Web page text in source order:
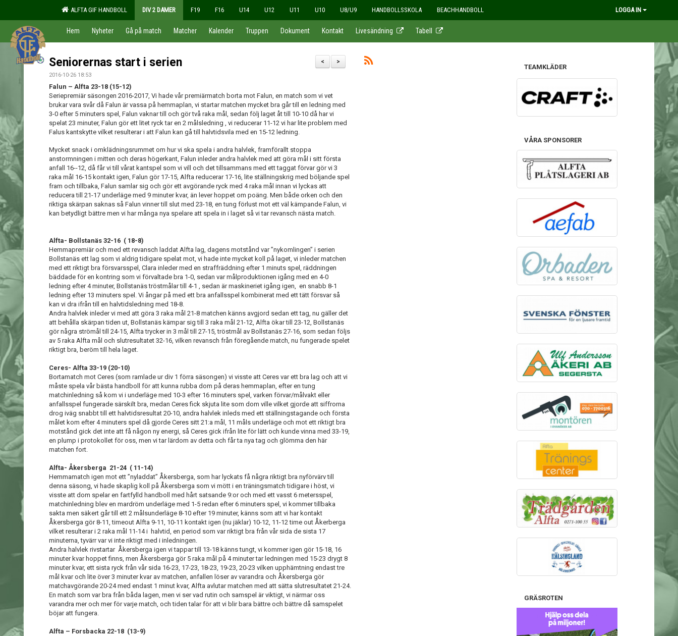
ALFTA GIF HANDBOLL DIV 2 DAMER F19 F16 U14 U12 U11 U10 U8/U9 HANDBOLLSSKOLA BEACHHANDBOLL LOGGA IN
Hem Nyheter Gå på match Matcher Kalender Truppen Dokument Kontakt Livesändning Tabell
>
<
Seniorernas start i serien
2016-10-26 18:53
Falun – Alfta 23-18 (15-12)
Seriepremiär säsongen 2016-2017, Vi hade vår premiärmatch borta mot Falun, en match som vi vet
brukar vara svår då Falun är vassa på hemmaplan, vi startar matchen mycket bra går till en ledning med
3-0 efter 5 minuters spel, Falun vaknar till och gör två raka mål, sedan följ laget åt till 10-10 då har vi
spelat 23 minuter, Falun gör ett litet ryck tar en 2 målsledning , vi reducerar 11-12 vi har lite problem med
Falus kantskytte vilket resulterar i att Falun kan gå till halvtidsvila med en 15-12 ledning.
Mycket snack i omklädningsrummet om hur vi ska spela i andra halvlek, framförallt stoppa
anstormningen i mitten och deras högerkant, Falun inleder andra halvlek med att göra mål i sitt första
anfall 16--12, då får vi till vårat kantspel som vi vill och det tillsammans med ett taggat förvar gör vi 3
raka mål 16-15 kontakt igen, Falun gör 17-15, Alfta reducerar 17-16, lite ställningskrig med böljande spel
fram och tillbaka, Falun samlar sig och gör ett avgörande ryck med 4 raka mål innan vi lyckas att
reducera till 21-17 underläge med 9 minuter kvar, än lever hoppet om poäng. Men både orken och den
riktiga skärpan saknas så Falun vinner till slut med 23-18, en tung förlust mot ett väl kämpande Falun, vi
kan betydligt bättre men vi har många nya spelare att spela in i laget så vi tar revansch nästa match.
Alfta- Bollstanäs 32-16 ( 18-8)
Hemmapremiär och med ett revansch laddat Alfta lag, dagens motstånd var ”nykomlingen” i serien
Bollstanäs ett lag som vi aldrig tidigare spelat mot, vi hade inte mycket koll på laget, vi inleder matchen
med ett riktigt bra försvarsspel, Clara inleder med en straffräddning efter 1 minuts spel, räddningen
bäddade för en kontring som vi förvaltade bra 1-0, sedan var målproduktionen igång med en 4-0
ledning efter 4 minuter, Bollstanäs tröstmålar till 4-1 , sedan är maskineriet igång igen, en snabb 8-1
ledning efter 13 minuters spel. Vi ångar på med ett bra anfallsspel kombinerat med ett tätt försvar så
kan vi dra ifrån till en halvtidsledning med 18-8.
Andra halvlek inleder vi med att göra 3 raka mål 21-8 matchen känns avgjord sedan ett tag, nu gäller det
att behålla skärpan tiden ut, Bollstanäs kämpar sig till 3 raka mål 21-12, Alfta ökar till 23-12, Bollstanäs
gör några strömål till 24-15, Alfta trycker in 3 mål till 27-15, tröstmål av Bollstanäs 27-16, som sedan följs
av 5 raka Alfta mål och slutresultatet 32-16, vilken revansch från föregående match, nu fungerade spelet
riktigt bra, beröm till hela laget.
Ceres- Alfta 33-19 (20-10)
Bortamatch mot Ceres (som ramlade ur div 1 förra säsongen) vi visste att Ceres var ett bra lag och att vi
måste spela vår bästa handboll för att kunna rubba dom på deras hemmaplan, efter en tung
matchinledning så kom vi i underläge med 10-3 efter 16 minuters spel, varken förvar/målvakt eller
anfallsspel fungerade särskilt bra, medan Ceres fick skjuta lite som dom ville vilket gjorde att siffrorna
drog iväg snabbt till ett halvtidsresultat 20-10, andra halvlek inleds med ett ställningstagande och första
målet kom efter 4 minuters spel då gjorde Ceres sitt 21:a mål, 11 måls underläge och mot ett riktigt bra
motstånd gick det inte att få någon ny energi, så Ceres gick ifrån lite för lätt och kunde vinna med 33-19,
en plump i protokollet för oss, men vi tar lärdom av detta och får ta nya tag och glömma den här
matchen fort.
Alfta- Åkersberga 21-24 ( 11-14)
Hemmamatch igen mot ett ”nyladdat” Åkersberga, som har lyckats få några riktigt bra nyförvärv till
denna säsong, vi hade skaplig koll på Åkersberga som vi mött i en träningsmatch tidigare i höst, vi
visste att dom spelar en fartfylld handboll med hårt satsande 9:or och med ett vasst 6 metersspel,
matchinledning blev en mardröm underläge med 1-5 redan efter 6 minuters spel, vi kommer tillbaka
sakta men säkert går till ett 2 målsunderläge 8-10 efter 19 minuter, känns som att vi har kontakt
Åkersberga gör 8-11, timeout Alfta 9-11, 10-11 kontakt igen (nu jäklar) 10-12, 11-12 time out Åkerberga
vilket resulterar i 2 raka mål 11-14 i halvtid, en period som var riktigt bra från vår sida de sista 17
minuterna, tyvärr var vi inte riktigt med i inledningen.
Andra halvlek rivstartar Åkersberga igen vi tappar till 13-18 känns tungt, vi kommer igen gör 15-18, 16
minuter kvar hoppet finns, men Åkersberga gör 5 raka mål på 4 minuter tar ledningen med 15-23 drygt 8
minuter kvar, ett sista ryck från vår sida 16-23, 17-23, 18-23, 19-23, 20-23 vilken upphämtning endast tre
mål kvar och lite över 3 minuter kvar av matchen, anfallen löser av varandra och Åkersberga gör
matchavgörande 20-24 med endast 1 minut kvar, Alfta avlutar matchen med att sätta slutresultatet 21-24.
En match som var bra från båda lagen, men vi ser vad rutin och samspel är viktigt, vi närmar oss
varandra mer och mer för varje match, och tiden talar för att vi blir bara bättre och bättre då samspelet
böjar att fungera.
Alfta – Forsbacka 22-18 (13-9)
TEAMKLÄDER
VÅRA SPONSORER
GRÄSROTEN